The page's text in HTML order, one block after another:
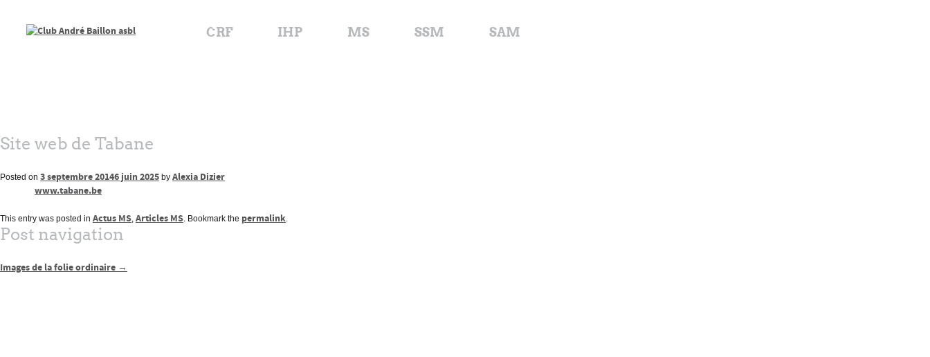
CRF IHP MS SSM SAM
Site web de Tabane
Posted on 3 septembre 20146 juin 2025 by Alexia Dizier
www.tabane.be
This entry was posted in Actus MS, Articles MS. Bookmark the permalink.
Post navigation
Images de la folie ordinaire →